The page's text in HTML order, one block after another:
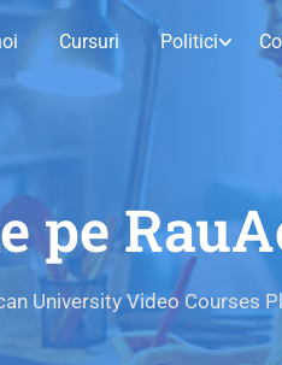
Cursuri Politici
pe
University Video Courses